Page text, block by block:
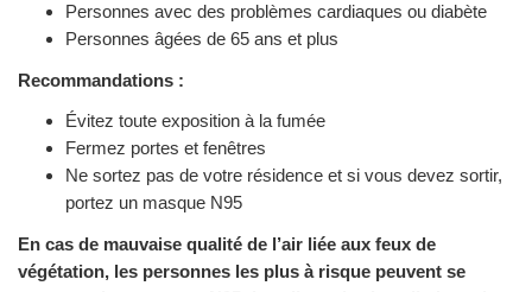
Personnes avec des problèmes cardiaques ou diabète
Personnes âgées de 65 ans et plus
Recommandations :
Évitez toute exposition à la fumée
Fermez portes et fenêtres
Ne sortez pas de votre résidence et si vous devez sortir,
portez un masque N95
En cas de mauvaise qualité de l’air liée aux feux de
végétation, les personnes les plus à risque peuvent se